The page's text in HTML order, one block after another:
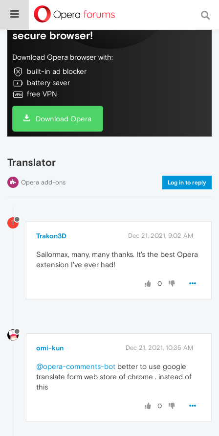
Do more on the web, with a fast and
secure browser!
Download Opera browser with:
built-in ad blocker
battery saver
free VPN
Download Opera
Translator
Opera add-ons Log in to reply
T
Trakon3D Dec 21, 2021, 9:02 AM
Sailormax, many, many thanks. It's the best Opera
extension I've ever had!
0
omi-kun Dec 21, 2021, 10:35 AM
@opera-comments-bot better to use google
translate form web store of chrome . instead of
this
0